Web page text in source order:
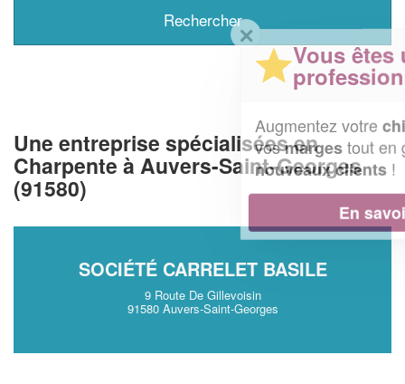
Une entreprise spécialisées en
Charpente à Auvers-Saint-Georges
(91580)
SOCIÉTÉ CARRELET BASILE
9 Route De Gillevoisin
91580 Auvers-Saint-Georges
Vous êtes un
professionnel ?
chiffre d'affaireset
vosmargestout en gagnant de
nouveaux clients!